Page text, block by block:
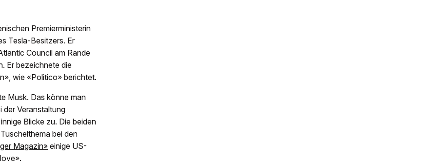
Premierministerin
Tesla-Besitzers. Er
Council am Rande
Er bezeichnete die
wie «Politico» berichtet.
Musk. Das könne man
der Veranstaltung
Blicke zu. Die beiden
bei den
Magazin»einige US-